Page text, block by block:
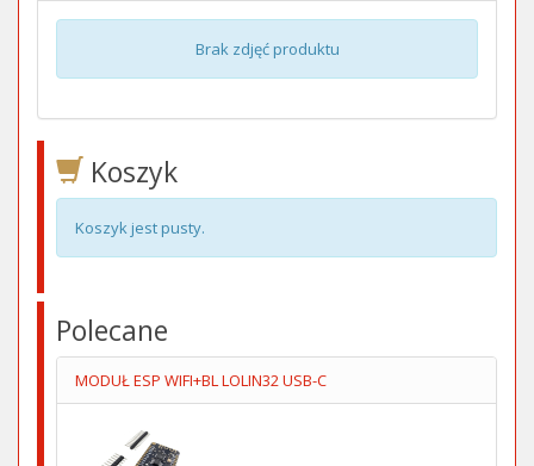
Brak zdjęć produktu
Koszyk
Koszyk jest pusty.
Polecane
MODUŁ ESP WIFI+BL LOLIN32 USB-C